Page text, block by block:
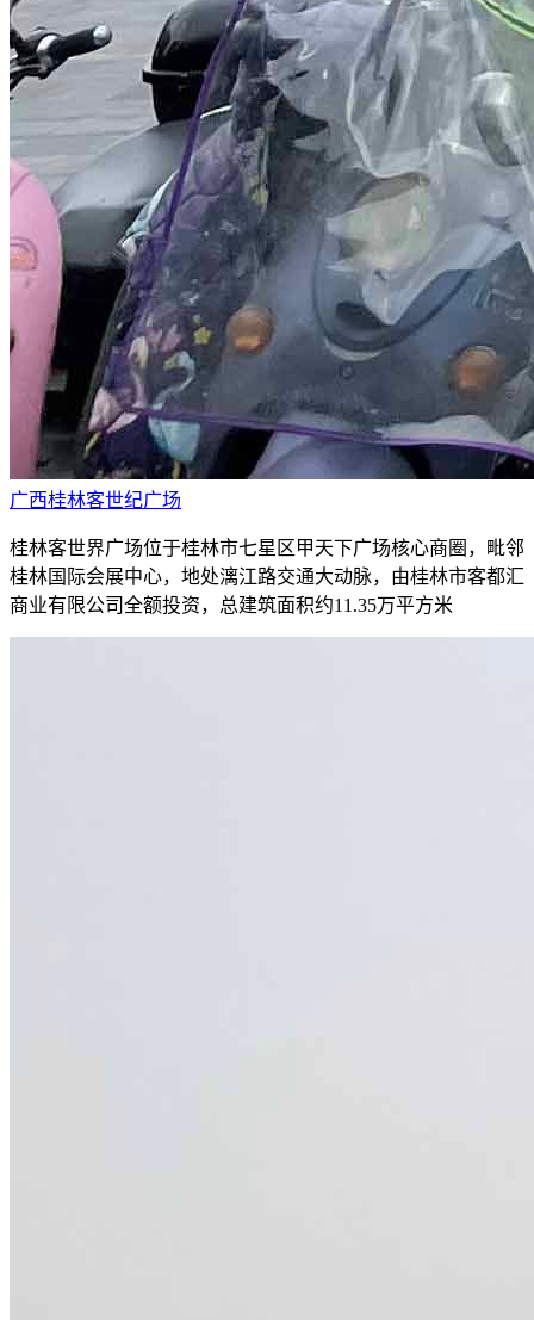
广西桂林客世纪广场
桂林客世界广场位于桂林市七星区甲天下广场核心商圈，毗邻
桂林国际会展中心，地处漓江路交通大动脉，由桂林市客都汇
商业有限公司全额投资，总建筑面积约11.35万平方米